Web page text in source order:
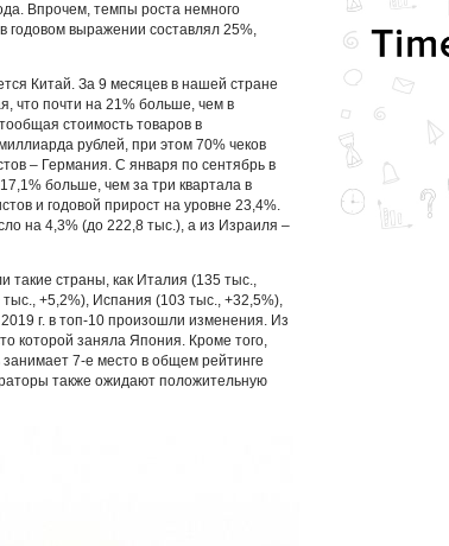
Впрочем, темпы роста немного
годовом выражении составлял 25%,
Китай. За 9 месяцев в нашей стране
что почти на 21% больше, чем в
стоимость товаров в
рублей, при этом 70% чеков
– Германия. С января по сентябрь в
больше, чем за три квартала в
и годовой прирост на уровне 23,4%.
на 4,3% (до 222,8 тыс.), а из Израиля –
такие страны, как Италия (135 тыс.,
+5,2%), Испания (103 тыс., +32,5%),
г. в топ-10 произошли изменения. Из
которой заняла Япония. Кроме того,
7-е место в общем рейтинге
также ожидают положительную